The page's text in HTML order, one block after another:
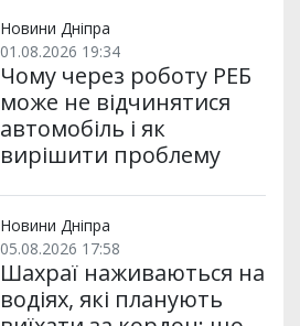
m p
Новини Дніпра
01.08.2026 19:34
Чому через роботу РЕБ
може не відчинятися
автомобіль і як
вирішити проблему
Новини Дніпра
05.08.2026 17:58
Шахраї наживаються на
водіях, які планують